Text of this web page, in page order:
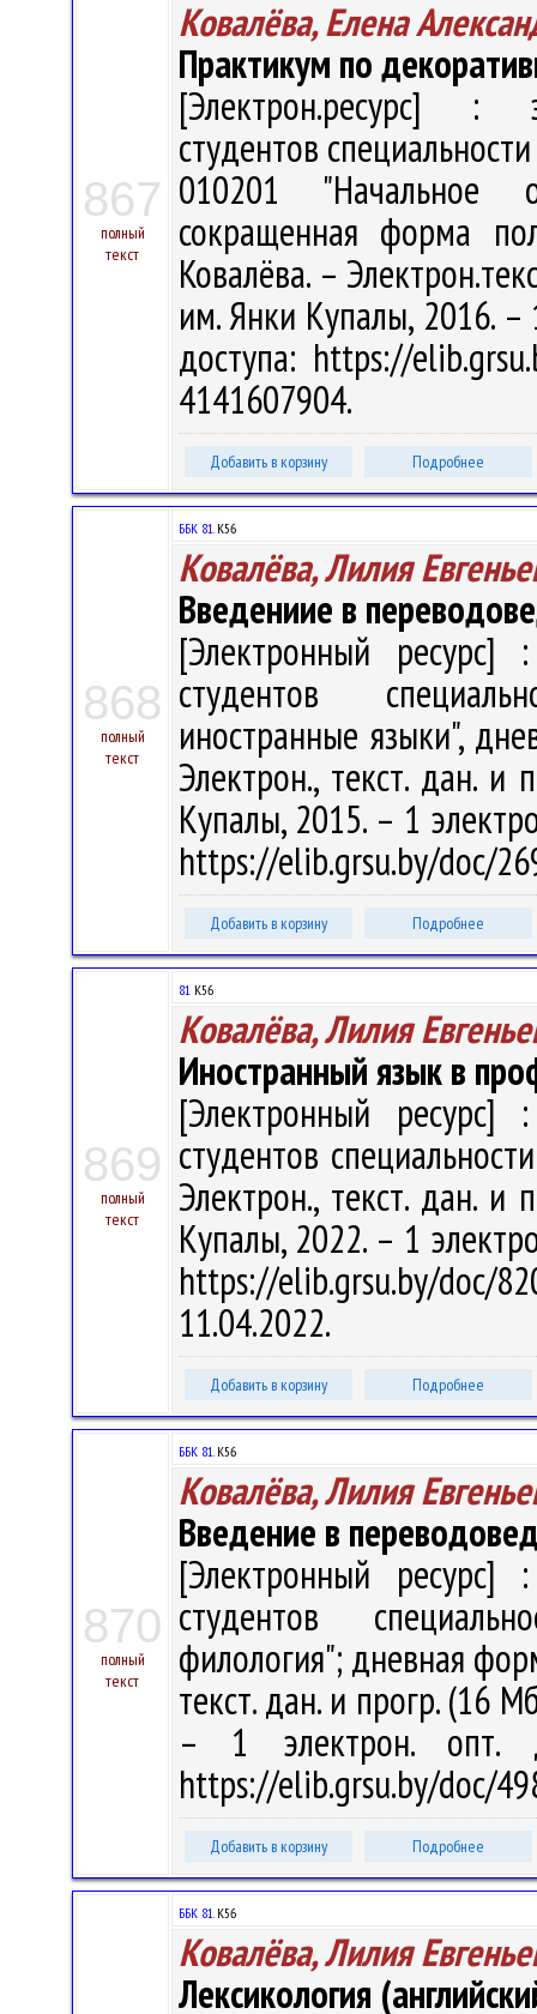
867
полный
текст
Ковалёва, Елена
Практикум по
[Электрон.ресурс] :
студентов
010201 "Начальное
сокращенная форма
Ковалёва. –
им. Янки Купалы, 2016. –
доступа: https://
4141607904.
Добавить в корзину Подробнее
868
полный
текст
ББК 81.К56
Ковалёва, Лилия
Введениие в
[Электронный ресурс]
студентов
иностранные языки",
Электрон., текст. дан.
Купалы, 2015. – 1
https://elib.grsu.by/doc/
Добавить в корзину Подробнее
869
полный
текст
81 К56
Ковалёва, Лилия
Иностранный язык в
[Электронный ресурс]
студентов
Электрон., текст. дан.
Купалы, 2022. – 1
https://elib.grsu.by/
11.04.2022.
Добавить в корзину Подробнее
870
полный
текст
ББК 81.К56
Ковалёва, Лилия
Введение в
[Электронный ресурс]
студентов
филология"; дневная
текст. дан. и прогр. (16
– 1 электрон. опт.
https://elib.grsu.by/doc/
Добавить в корзину Подробнее
ББК 81.К56
Ковалёва, Лилия
Лексикология